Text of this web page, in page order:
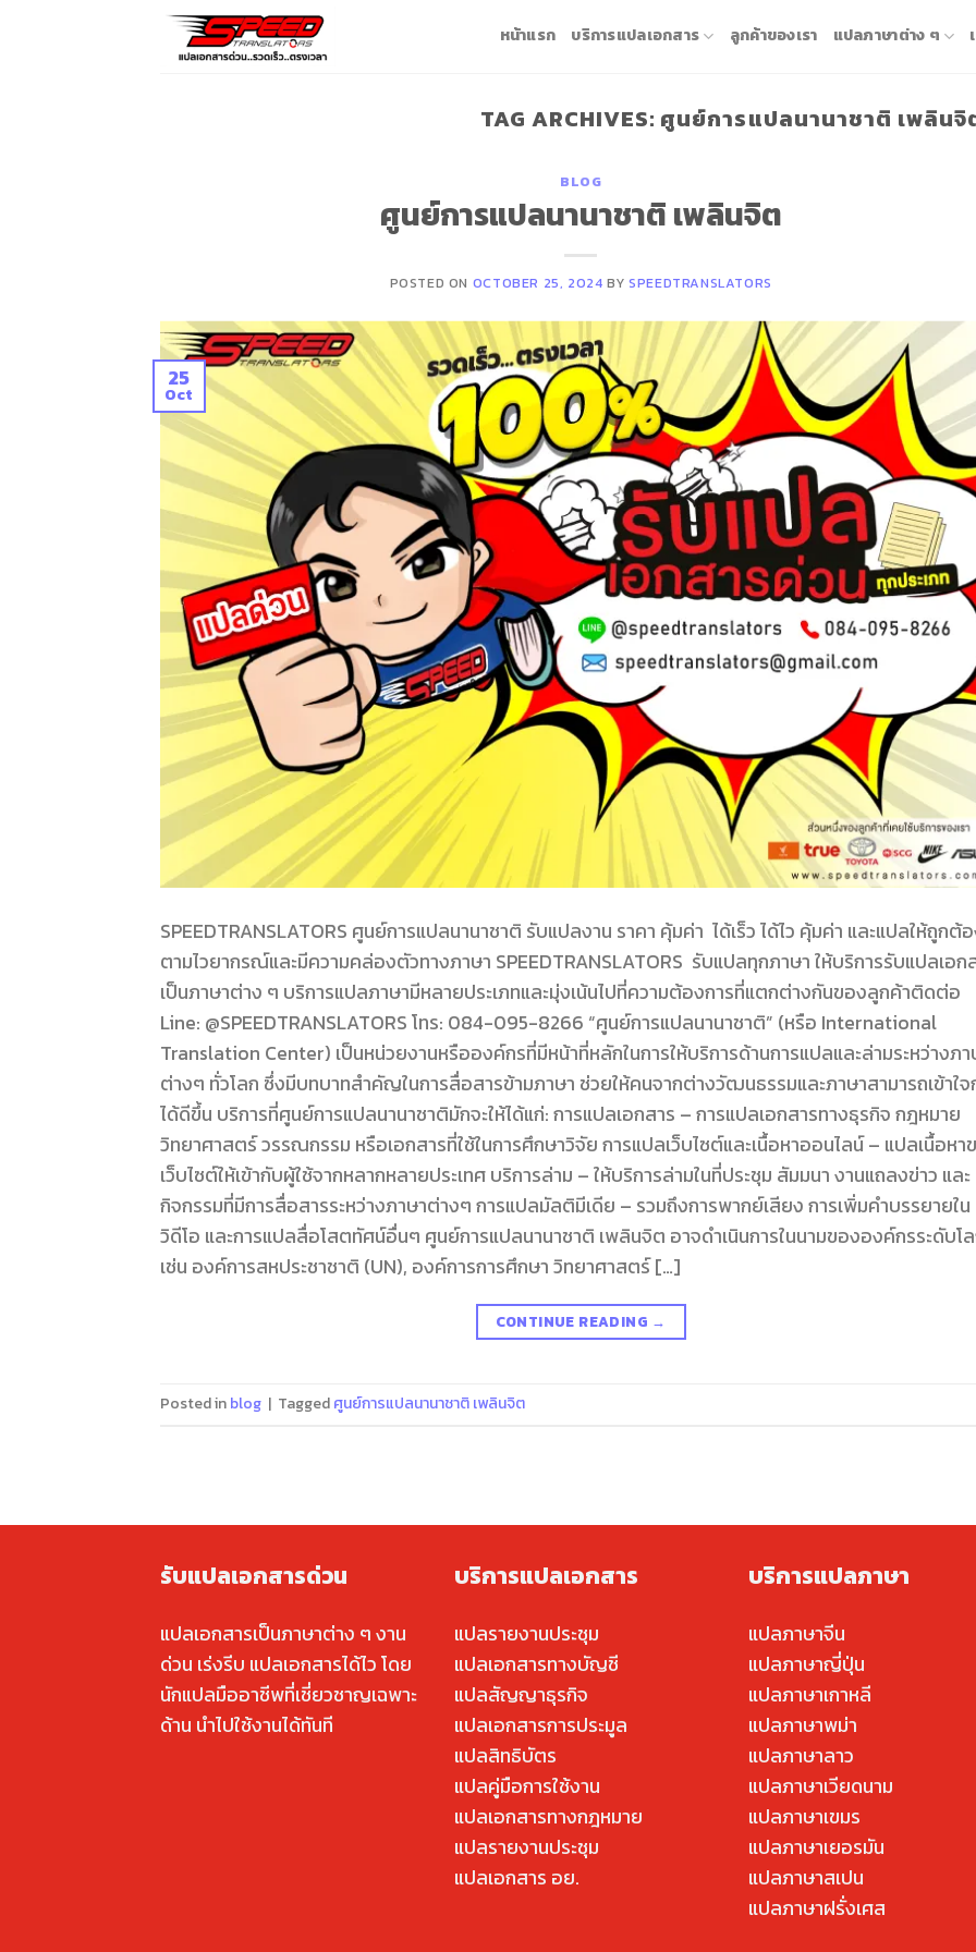
หน้าแรก บริการแปลเอกสาร ลูกค้าของเรา แปลภาษาต่าง ๆ
TAG ARCHIVES: ศูนย์การแปลนานาชาติ เพลินจิ
BLOG
ศูนย์การแปลนานาชาติ เพลินจิต
POSTED ON OCTOBER 25, 2024 BYSPEEDTRANSLATORS
25
Oct
SPEEDTRANSLATORS ศูนย์การแปลนานาชาติ รับแปลงาน ราคา คุ้มค่า ได้เร็ว ได้ไว คุ้มค่า และแปลให้ถูกต้
ตามไวยากรณ์และมีความคล่องตัวทางภาษา SPEEDTRANSLATORS รับแปลทุกภาษา ให้บริการรับแปลเอก
เป็นภาษาต่าง ๆ บริการแปลภาษามีหลายประเภทและมุ่งเน้นไปที่ความต้องการที่แตกต่างกันของลูกค้าติดต่อ
Line: @SPEEDTRANSLATORS โทร: 084-095-8266 “ศูนย์การแปลนานาชาติ” (หรือ International
Translation Center) เป็นหน่วยงานหรือองค์กรที่มีหน้าที่หลักในการให้บริการด้านการแปลและล่ามระหว่างภา
ต่างๆ ทั่วโลก ซึ่งมีบทบาทสำคัญในการสื่อสารข้ามภาษา ช่วยให้คนจากต่างวัฒนธรรมและภาษาสามารถเข้าใจ
ได้ดีขึ้น บริการที่ศูนย์การแปลนานาชาติมักจะให้ได้แก่: การแปลเอกสาร – การแปลเอกสารทางธุรกิจ กฎหมาย
วิทยาศาสตร์ วรรณกรรม หรือเอกสารที่ใช้ในการศึกษาวิจัย การแปลเว็บไซต์และเนื้อหาออนไลน์ – แปลเนื้อหา
เว็บไซต์ให้เข้ากับผู้ใช้จากหลากหลายประเทศ บริการล่าม – ให้บริการล่ามในที่ประชุม สัมมนา งานแถลงข่าว และ
กิจกรรมที่มีการสื่อสารระหว่างภาษาต่างๆ การแปลมัลติมีเดีย – รวมถึงการพากย์เสียง การเพิ่มคำบรรยายใน
วิดีโอ และการแปลสื่อโสตทัศน์อื่นๆ ศูนย์การแปลนานาชาติ เพลินจิต อาจดำเนินการในนามขององค์กรระดับโ
เช่น องค์การสหประชาชาติ (UN), องค์การการศึกษา วิทยาศาสตร์ […]
CONTINUE READING →
Posted inblog | Taggedศูนย์การแปลนานาชาติ เพลินจิต
รับแปลเอกสารด่วน
แปลเอกสารเป็นภาษาต่าง ๆ งาน
ด่วน เร่งรีบ แปลเอกสารได้ไว โดย
นักแปลมืออาชีพที่เชี่ยวชาญเฉพาะ
ด้าน นำไปใช้งานได้ทันที
บริการแปลเอกสาร
แปลรายงานประชุม
แปลเอกสารทางบัญชี
แปลสัญญาธุรกิจ
แปลเอกสารการประมูล
แปลสิทธิบัตร
แปลคู่มือการใช้งาน
แปลเอกสารทางกฎหมาย
แปลรายงานประชุม
แปลเอกสาร อย.
บริการแปลภาษา
แปลภาษาจีน
แปลภาษาญี่ปุ่น
แปลภาษาเกาหลี
แปลภาษาพม่า
แปลภาษาลาว
แปลภาษาเวียดนาม
แปลภาษาเขมร
แปลภาษาเยอรมัน
แปลภาษาสเปน
แปลภาษาฝรั่งเศส